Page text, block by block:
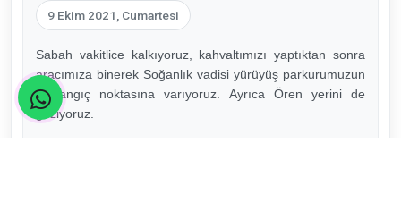
9 Ekim 2021, Cumartesi
Sabah vakitlice kalkıyoruz, kahvaltımızı yaptıktan sonra
aracımıza binerek Soğanlık vadisi yürüyüş parkurumuzun
başlangıç noktasına varıyoruz. Ayrıca Ören yerini de
geziyoruz.